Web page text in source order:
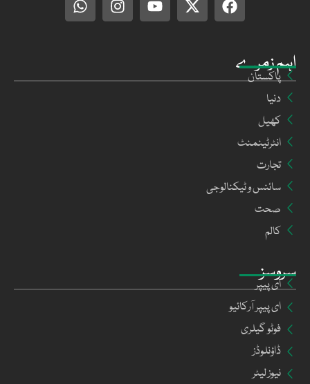
سروسز
ای پیپر
ای پیپر آرکائیو
فوٹو گیلری
ڈاؤنلوڈز
نیوز لیٹر
اہم زمرے
پاکستان
دنیا
کھیل
انٹرٹینمنٹ
تجارت
سائنس و ٹیکنالوجی
صحت
کالم